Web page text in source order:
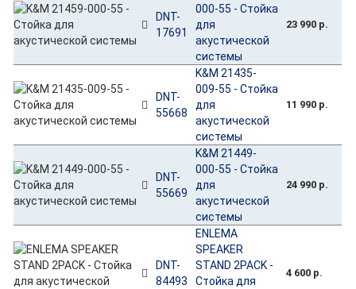
DNT-
17691
000-55 - Стойка
для
акустической
системы
23 990 р.
DNT-
55668
K&M 21435-
009-55 - Стойка
для
акустической
системы
11 990 р.
DNT-
55669
K&M 21449-
000-55 - Стойка
для
акустической
системы
24 990 р.
DNT-
84493
ENLEMA
SPEAKER
STAND 2PACK -
Стойка для
4 600 р.